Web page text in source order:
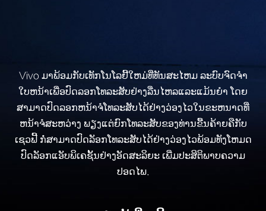
ປອດໄພ.
ຮຽນຮູ້ເພີ່ມເຕີນ